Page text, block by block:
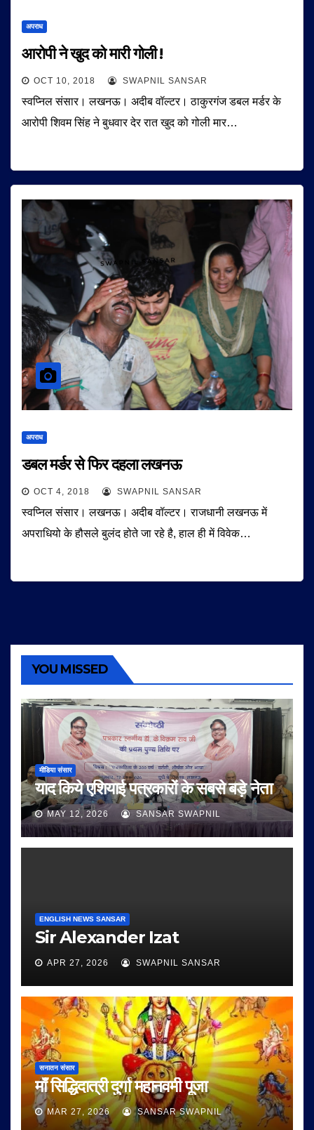
अपराध
आरोपी ने खुद को मारी गोली !
OCT 10, 2018 SWAPNIL SANSAR
स्वप्निल संसार। लखनऊ। अदीब वॉल्टर। ठाकुरगंज डबल मर्डर के
आरोपी शिवम सिंह ने बुधवार देर रात खुद को गोली मार…
अपराध
डबल मर्डर से फिर दहला लखनऊ
OCT 4, 2018 SWAPNIL SANSAR
स्वप्निल संसार। लखनऊ। अदीब वॉल्टर। राजधानी लखनऊ में
अपराधियो के हौसले बुलंद होते जा रहे है, हाल ही में विवेक…
YOU MISSED
मीडिया संसार
याद किये एशियाई पत्रकारों के सबसे बड़े नेता
MAY 12, 2026 SANSAR SWAPNIL
ENGLISH NEWS SANSAR
Sir Alexander Izat
APR 27, 2026 SWAPNIL SANSAR
सनातन संसार
माँ सिद्धिदात्री दुर्गा महानवमी पूजा
MAR 27, 2026 SANSAR SWAPNIL